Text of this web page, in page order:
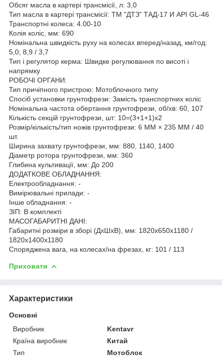
Обсяг масла в картері трансмісії, л: 3,0
Тип масла в картері трансмісії: ТМ "ДТЗ" ТАД-17 И API GL-46
Транспортні колеса: 4.00-10
Колія коліс, мм: 690
Номінальна швидкість руху на колесах вперед/назад, км/год:
5,0; 8,9 / 3,7
Тип і регулятор керма: Швидке регулювання по висоті і
напрямку
РОБОЧІ ОРГАНИ:
Тип причіпного пристрою: Мотоблочного типу
Спосіб установки грунтофрези: Замість транспортних коліс
Номінальна частота обертання грунтофрези, об/хв: 60, 107
Кількість секцій грунтофрези, шт: 10=(3+1+1)х2
Розмір/кількість/тип ножів грунтофрези: 6 ММ × 235 ММ / 40
шт.
Ширина захвату грунтофрези, мм: 880, 1140, 1400
Діаметр ротора грунтофрези, мм: 360
Глибина культивації, мм: До 200
ДОДАТКОВЕ ОБЛАДНАННЯ:
Електрообладнання: -
Вимірювальні прилади: -
Інше обладнання: -
ЗІП: В комплекті
МАСОГАБАРИТНІ ДАНІ:
Габаритні розміри в зборі (ДхШхВ), мм: 1820х650х1180 /
1820х1400х1180
Споряджена вага, на колесах/на фрезах, кг: 101 / 113
Приховати
Характеристики
Основні
Виробник
Kentavr
Країна виробник
Китай
Тип
Мотоблок